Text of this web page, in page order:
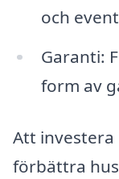
och
Garanti:
form av
Att
förbättra